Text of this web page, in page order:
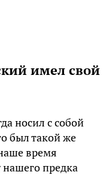
имел свой
носил с собой
был такой же
время
предка